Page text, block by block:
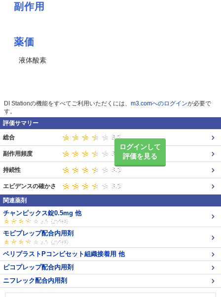
副作用
薬価
液体酸素
DI Stationの機能をすべてご利用いただくには、 m3.comへのログインが必要で
す。
評価サマリー
ログインして
評価を見る
総合
副作用頻度
持続性
エビデンスの確かさ
関連薬剤
チャンピックス錠0.5mg 他
モビプレップ配合内用剤
ベリプラストPコンビセット組織接着用 他
ピコプレップ配合内用剤
ニフレック配合内用剤